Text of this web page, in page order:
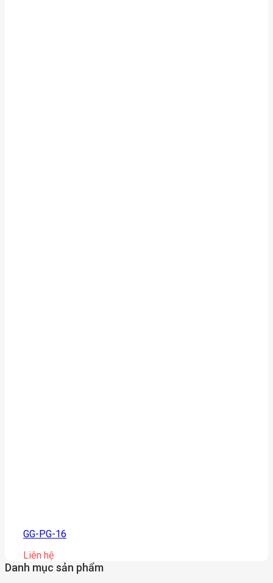
GG-PG-16
Liên hệ
Danh mục sản phẩm